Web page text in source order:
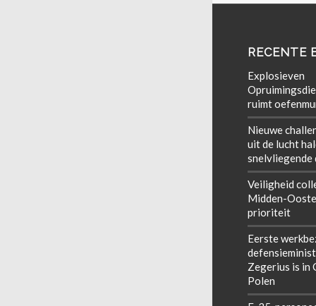
RECENTE
Explosieven
ruimt
Nieuwe
uit de lucht
snelvliegende
Veiligheid
Midden-
prioriteit
Eerste
Zegerius is in
Polen